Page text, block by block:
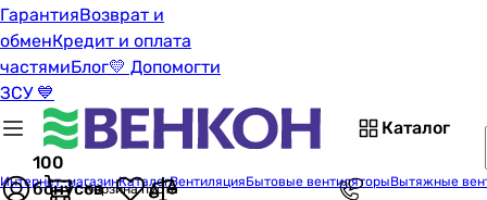
ГарантияВозврат и
обменКредит и оплата
частямиБлог💛 Допомогти
ЗСУ 💙
Каталог
100
бонусовКорзина пуста
Интернет-магазинКаталогВентиляцияБытовые вентиляторыВытяжные